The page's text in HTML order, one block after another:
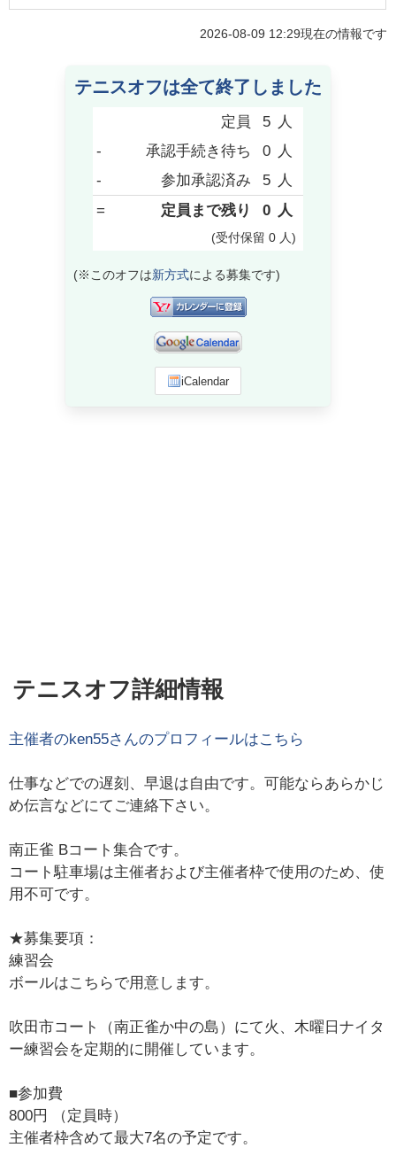
2026-08-09 12:29現在の情報です
テニスオフは全て終了しました
定員 5 人
-
承認手続き待ち 0 人
-
参加承認済み 5 人
=
定員まで残り 0 人
(受付保留 0 人)
(※このオフは新方式による募集です)
iCalendar
テニスオフ詳細情報
主催者のken55さんのプロフィールはこちら
仕事などでの遅刻、早退は自由です。可能ならあらかじ
め伝言などにてご連絡下さい。
南正雀 Bコート集合です。
コート駐車場は主催者および主催者枠で使用のため、使
用不可です。
★募集要項：
練習会
ボールはこちらで用意します。
吹田市コート（南正雀か中の島）にて火、木曜日ナイタ
ー練習会を定期的に開催しています。
■参加費
800円 （定員時）
主催者枠含めて最大7名の予定です。